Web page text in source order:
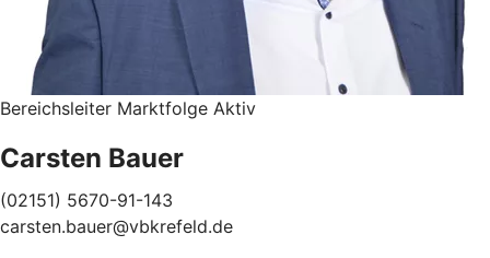
Bereichsleiter Marktfolge Aktiv
Carsten Bauer
(02151) 5670-91-143
carsten.bauer@vbkrefeld.de